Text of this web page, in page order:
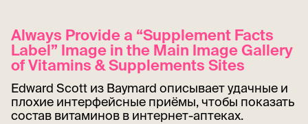
Always Provide a “Supplement Facts
Label” Image in the Main Image Gallery
of Vitamins & Supplements Sites
Edward Scott из Baymard описывает удачные и
плохие интерфейсные приёмы, чтобы показать
состав витаминов в интернет-аптеках.